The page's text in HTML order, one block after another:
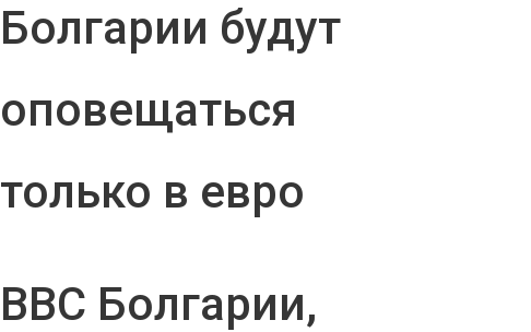
Болгарии будут
оповещаться
только в евро
ВВС Болгарии,